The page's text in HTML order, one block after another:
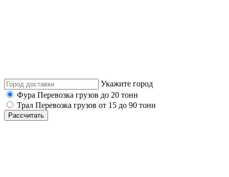
Укажите город
Фура Перевозка грузов до 20 тонн
Трал Перевозка грузов от 15 до 90 тонн
Рассчитать